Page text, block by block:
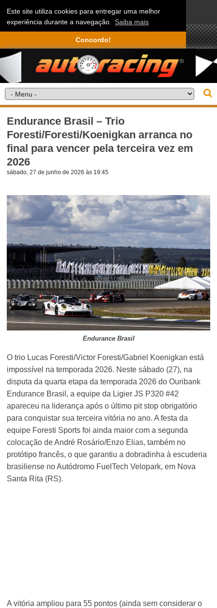
Este site utiliza cookies para entregar uma melhor
experiência durante a navegação. Saiba mais
Concordo!
Endurance Brasil – Trio
Foresti/Foresti/Koenigkan arranca no
final para vencer pela terceira vez em
2026
sábado, 27 de junho de 2026 às 19:45
Endurance Brasil
O trio Lucas Foresti/Victor Foresti/Gabriel Koenigkan está
impossível na temporada 2026. Neste sábado (27), na
disputa da quarta etapa da temporada 2026 do Ouribank
Endurance Brasil, a equipe da Ligier JS P320 #42
apareceu na liderança após o último pit stop obrigatório
para conquistar sua terceira vitória no ano. A festa da
equipe Foresti Sports foi ainda maior com a segunda
colocação de André Rosário/Enzo Elias, também no
protótipo francês, o que garantiu a dobradinha à escuderia
brasiliense no Autódromo FuelTech Velopark, em Nova
Santa Rita (RS).
A vitória ampliou para 55 pontos (ainda sem considerar o